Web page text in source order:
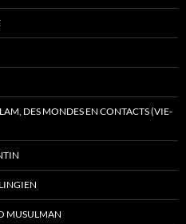
DES MONDES EN CONTACTS (VIE-
MUSULMAN